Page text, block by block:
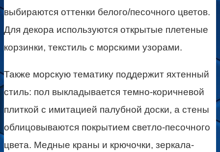
выбираются оттенки белого/песочного цветов.
Для декора используются открытые плетеные
корзинки, текстиль с морскими узорами.
Также морскую тематику поддержит яхтенный
стиль: пол выкладывается темно-коричневой
плиткой с имитацией палубной доски, а стены
облицовываются покрытием светло-песочного
цвета. Медные краны и крючочки, зеркала-